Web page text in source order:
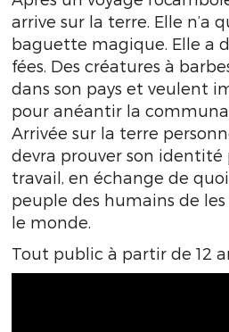
arrive sur la terre. Elle n’a
baguette magique. Elle a
fées. Des créatures à
dans son pays et veulent
pour anéantir la
Arrivée sur la terre
devra prouver son
travail, en échange de
peuple des humains de
le monde.
Tout public à partir de 12